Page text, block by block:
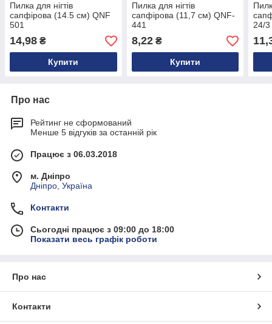
Пилка для нігтів
сапфірова (14.5 см) QNF
501
14,98 ₴
Купити
Пилка для нігтів
сапфірова (11,7 см) QNF-
441
8,22₴
Купити
24/3
Про нас
Рейтинг не сформований
Менше 5 відгуків за останній рік
Працює з 06.03.2018
м. Дніпро
Дніпро, Україна
Контакти
Сьогодні працює з 09:00 до 18:00
Показати весь графік роботи
Про нас
Контакти